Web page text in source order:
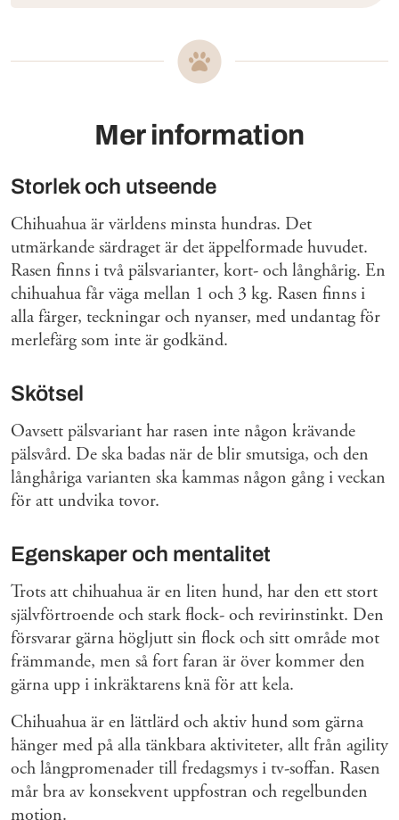
Mer information
Storlek och utseende
Chihuahua är världens minsta hundras. Det
utmärkande särdraget är det äppelformade huvudet.
Rasen finns i två pälsvarianter, kort- och långhårig. En
chihuahua får väga mellan 1 och 3 kg. Rasen finns i
alla färger, teckningar och nyanser, med undantag för
merlefärg som inte är godkänd.
Skötsel
Oavsett pälsvariant har rasen inte någon krävande
pälsvård. De ska badas när de blir smutsiga, och den
långhåriga varianten ska kammas någon gång i veckan
för att undvika tovor.
Egenskaper och mentalitet
Trots att chihuahua är en liten hund, har den ett stort
självförtroende och stark flock- och revirinstinkt. Den
försvarar gärna högljutt sin flock och sitt område mot
främmande, men så fort faran är över kommer den
gärna upp i inkräktarens knä för att kela.
Chihuahua är en lättlärd och aktiv hund som gärna
hänger med på alla tänkbara aktiviteter, allt från agility
och långpromenader till fredagsmys i tv-soffan. Rasen
mår bra av konsekvent uppfostran och regelbunden
motion.